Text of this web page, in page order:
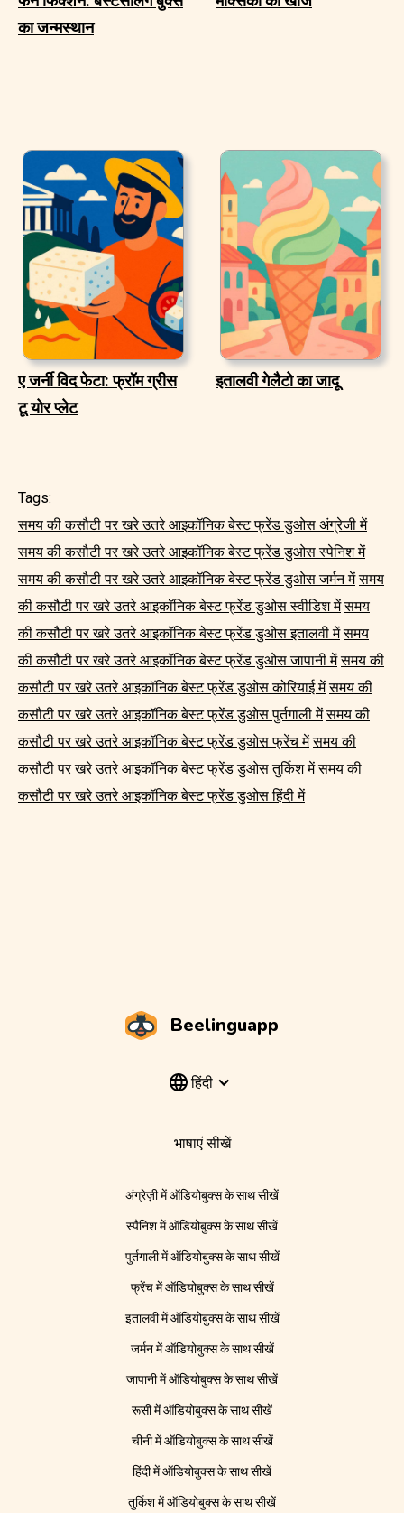
का जन्मस्थान
ए जर्नी विद फेटा: फ्रॉम ग्रीस
टू योर प्लेट
इतालवी गेलैटो का जादू
Tags:
समय की कसौटी पर खरे उतरे आइकॉनिक बेस्ट फ्रेंड डुओस अंग्रेजी में
समय की कसौटी पर खरे उतरे आइकॉनिक बेस्ट फ्रेंड डुओस स्पेनिश में
समय की कसौटी पर खरे उतरे आइकॉनिक बेस्ट फ्रेंड डुओस जर्मन में समय
की कसौटी पर खरे उतरे आइकॉनिक बेस्ट फ्रेंड डुओस स्वीडिश में समय
की कसौटी पर खरे उतरे आइकॉनिक बेस्ट फ्रेंड डुओस इतालवी में समय
की कसौटी पर खरे उतरे आइकॉनिक बेस्ट फ्रेंड डुओस जापानी में समय की
कसौटी पर खरे उतरे आइकॉनिक बेस्ट फ्रेंड डुओस कोरियाई में समय की
कसौटी पर खरे उतरे आइकॉनिक बेस्ट फ्रेंड डुओस पुर्तगाली में समय की
कसौटी पर खरे उतरे आइकॉनिक बेस्ट फ्रेंड डुओस फ्रेंच में समय की
कसौटी पर खरे उतरे आइकॉनिक बेस्ट फ्रेंड डुओस तुर्किश में समय की
कसौटी पर खरे उतरे आइकॉनिक बेस्ट फ्रेंड डुओस हिंदी में
Beelinguapp
हिंदी
भाषाएं सीखें
अंग्रेज़ी में ऑडियोबुक्स के साथ सीखें
स्पैनिश में ऑडियोबुक्स के साथ सीखें
पुर्तगाली में ऑडियोबुक्स के साथ सीखें
फ्रेंच में ऑडियोबुक्स के साथ सीखें
इतालवी में ऑडियोबुक्स के साथ सीखें
जर्मन में ऑडियोबुक्स के साथ सीखें
जापानी में ऑडियोबुक्स के साथ सीखें
रूसी में ऑडियोबुक्स के साथ सीखें
चीनी में ऑडियोबुक्स के साथ सीखें
हिंदी में ऑडियोबुक्स के साथ सीखें
तुर्किश में ऑडियोबुक्स के साथ सीखें